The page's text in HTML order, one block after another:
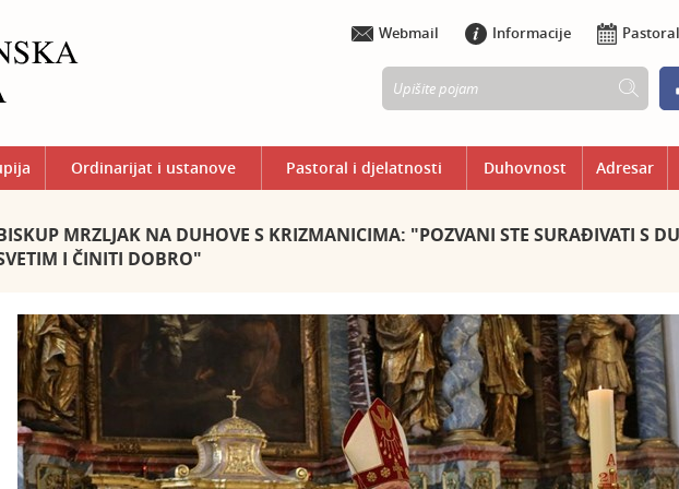
Webmail Informacije
Ordinarijat i ustanove Pastoral i djelatnosti Duhovnost Adresar
MRZLJAK NA DUHOVE S KRIZMANICIMA: "POZVANI STE SURAĐIVATI S
I ČINITI DOBRO"